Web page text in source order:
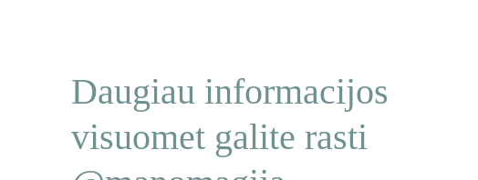
Daugiau informacijos
visuomet galite rasti